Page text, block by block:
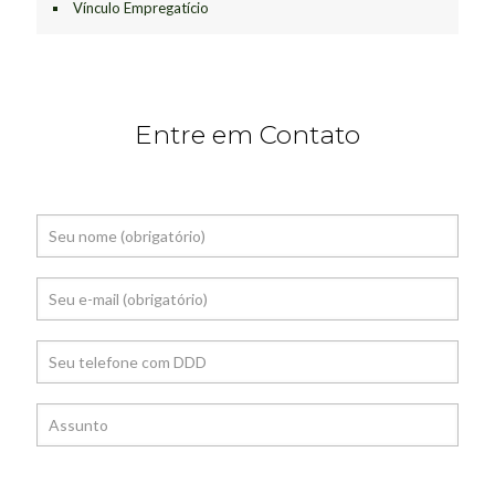
Vínculo Empregatício
Entre em Contato